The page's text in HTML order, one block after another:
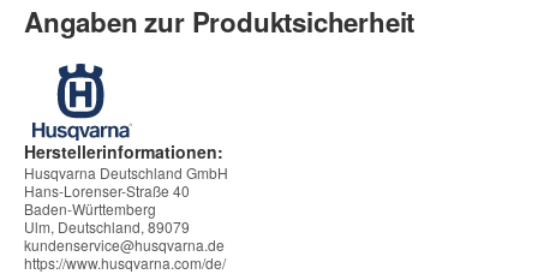
Angaben zur Produktsicherheit
Herstellerinformationen:
Husqvarna Deutschland GmbH
Hans-Lorenser-Straße 40
Baden-Württemberg
Ulm, Deutschland, 89079
kundenservice@husqvarna.de
https://www.husqvarna.com/de/